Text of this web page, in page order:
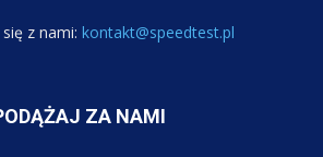
z nami: kontakt@speedtest.pl
ZA NAMI